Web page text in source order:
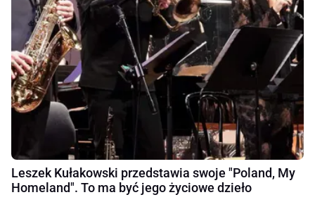
Leszek Kułakowski przedstawia swoje "Poland, My
Homeland". To ma być jego życiowe dzieło